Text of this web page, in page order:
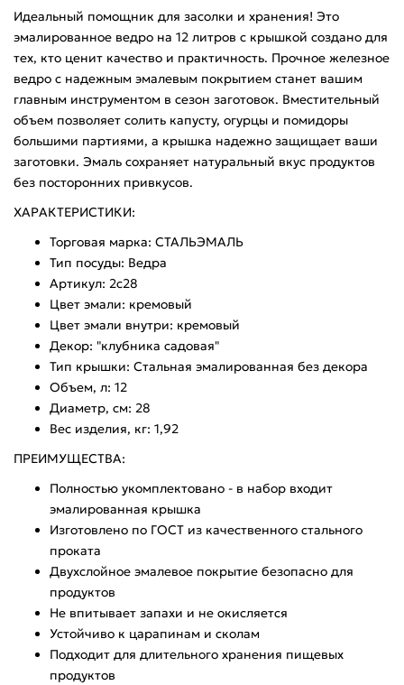
Идеальный помощник для засолки и хранения! Это
эмалированное ведро на 12 литров с крышкой создано для
тех, кто ценит качество и практичность. Прочное железное
ведро с надежным эмалевым покрытием станет вашим
главным инструментом в сезон заготовок. Вместительный
объем позволяет солить капусту, огурцы и помидоры
большими партиями, а крышка надежно защищает ваши
заготовки. Эмаль сохраняет натуральный вкус продуктов
без посторонних привкусов.
ХАРАКТЕРИСТИКИ:
Торговая марка: СТАЛЬЭМАЛЬ
Тип посуды: Ведра
Артикул: 2с28
Цвет эмали: кремовый
Цвет эмали внутри: кремовый
Декор: "клубника садовая"
Тип крышки: Стальная эмалированная без декора
Объем, л: 12
Диаметр, см: 28
Вес изделия, кг: 1,92
ПРЕИМУЩЕСТВА:
Полностью укомплектовано - в набор входит
эмалированная крышка
Изготовлено по ГОСТ из качественного стального
проката
Двухслойное эмалевое покрытие безопасно для
продуктов
Не впитывает запахи и не окисляется
Устойчиво к царапинам и сколам
Подходит для длительного хранения пищевых
продуктов